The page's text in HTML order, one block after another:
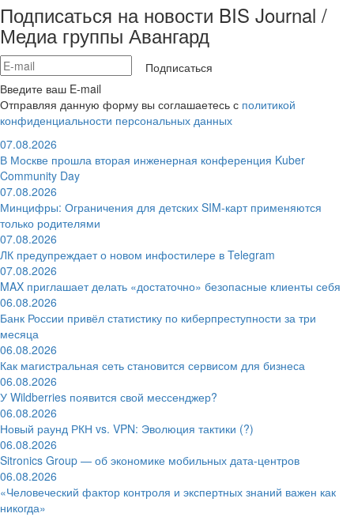
Подписаться на новости BIS Journal /
Медиа группы Авангард
Подписаться
Введите ваш E-mail
Отправляя данную форму вы соглашаетесь с политикой
конфиденциальности персональных данных
07.08.2026
В Москве прошла вторая инженерная конференция Kuber
Community Day
07.08.2026
Минцифры: Ограничения для детских SIM-карт применяются
только родителями
07.08.2026
ЛК предупреждает о новом инфостилере в Telegram
07.08.2026
MAX приглашает делать «достаточно» безопасные клиенты себя
06.08.2026
Банк России привёл статистику по киберпреступности за три
месяца
06.08.2026
Как магистральная сеть становится сервисом для бизнеса
06.08.2026
У Wildberries появится свой мессенджер?
06.08.2026
Новый раунд РКН vs. VPN: Эволюция тактики (?)
06.08.2026
Sitronics Group — об экономике мобильных дата-центров
06.08.2026
«Человеческий фактор контроля и экспертных знаний важен как
никогда»